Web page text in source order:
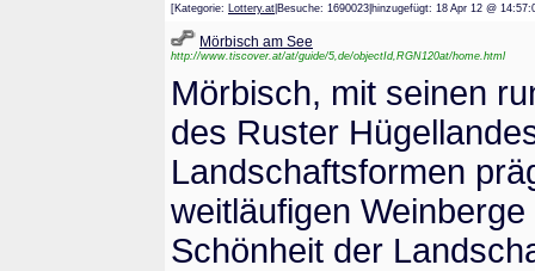
[Kategorie: Lottery.at |Besuche: 1690023|hinzugefügt: 18 Apr 12 @
Mörbisch am See
http://www.tiscover.at/at/guide/5,de/objectId,RGN120at/home.html
Mörbisch, mit seinen
des Ruster
Landschaftsformen
weitläufigen
Schönheit der